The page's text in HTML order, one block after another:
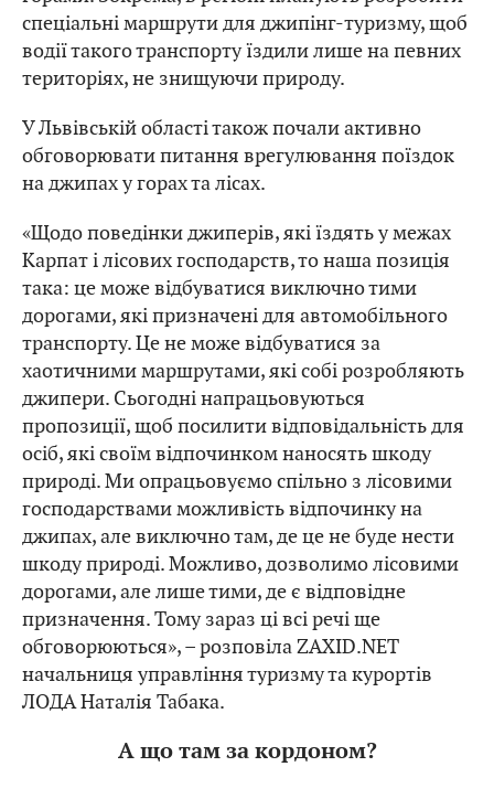
спеціальні маршрути для джипінг-туризму, щоб
водії такого транспорту їздили лише на певних
територіях, не знищуючи природу.
У Львівській області також почали активно
обговорювати питання врегулювання поїздок
на джипах у горах та лісах.
«Щодо поведінки джиперів, які їздять у межах
Карпат і лісових господарств, то наша позиція
така: це може відбуватися виключно тими
дорогами, які призначені для автомобільного
транспорту. Це не може відбуватися за
хаотичними маршрутами, які собі розробляють
джипери. Сьогодні напрацьовуються
пропозиції, щоб посилити відповідальність для
осіб, які своїм відпочинком наносять шкоду
природі. Ми опрацьовуємо спільно з лісовими
господарствами можливість відпочинку на
джипах, але виключно там, де це не буде нести
шкоду природі. Можливо, дозволимо лісовими
дорогами, але лише тими, де є відповідне
призначення. Тому зараз ці всі речі ще
обговорюються», – розповіла ZAXID.NET
начальниця управління туризму та курортів
ЛОДА Наталія Табака.
А що там за кордоном?